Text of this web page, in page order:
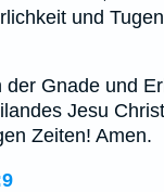
und
der Gnade und
Jesu
Zeiten! Amen.